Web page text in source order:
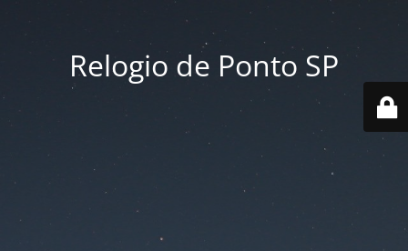
Relogio de Ponto SP